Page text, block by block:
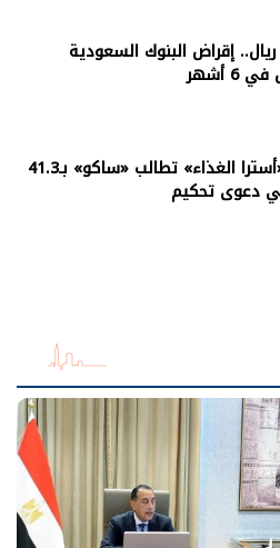
ريال.. إقراض البنوك السعودية
أشهر
السعودية.. «أسترا الغذاء» تطالب «ساكو» بـ41.3
دعوى تحكيم